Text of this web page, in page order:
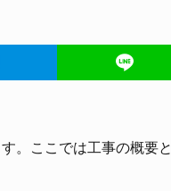
。ここでは工事の概要と